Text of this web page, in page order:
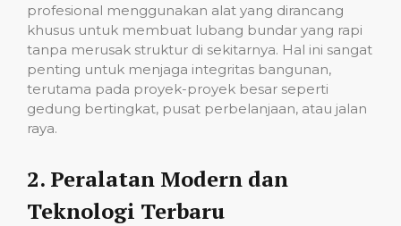
profesional menggunakan alat yang dirancang
khusus untuk membuat lubang bundar yang rapi
tanpa merusak struktur di sekitarnya. Hal ini sangat
penting untuk menjaga integritas bangunan,
terutama pada proyek-proyek besar seperti
gedung bertingkat, pusat perbelanjaan, atau jalan
raya.
2. Peralatan Modern dan
Teknologi Terbaru